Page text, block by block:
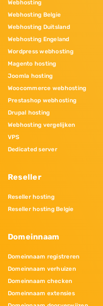
Webhosting
Webhosting Belgie
Webhosting Duitsland
Webhosting Engeland
Wordpress webhosting
Magento hosting
Joomla hosting
Woocommerce webhosting
Prestashop webhosting
Drupal hosting
Webhosting vergelijken
VPS
Dedicated server
Reseller
Reseller hosting
Reseller hosting Belgie
Domeinnaam
Domeinnaam registreren
Domeinnaam verhuizen
Domeinnaam checken
Domeinnaam extensies